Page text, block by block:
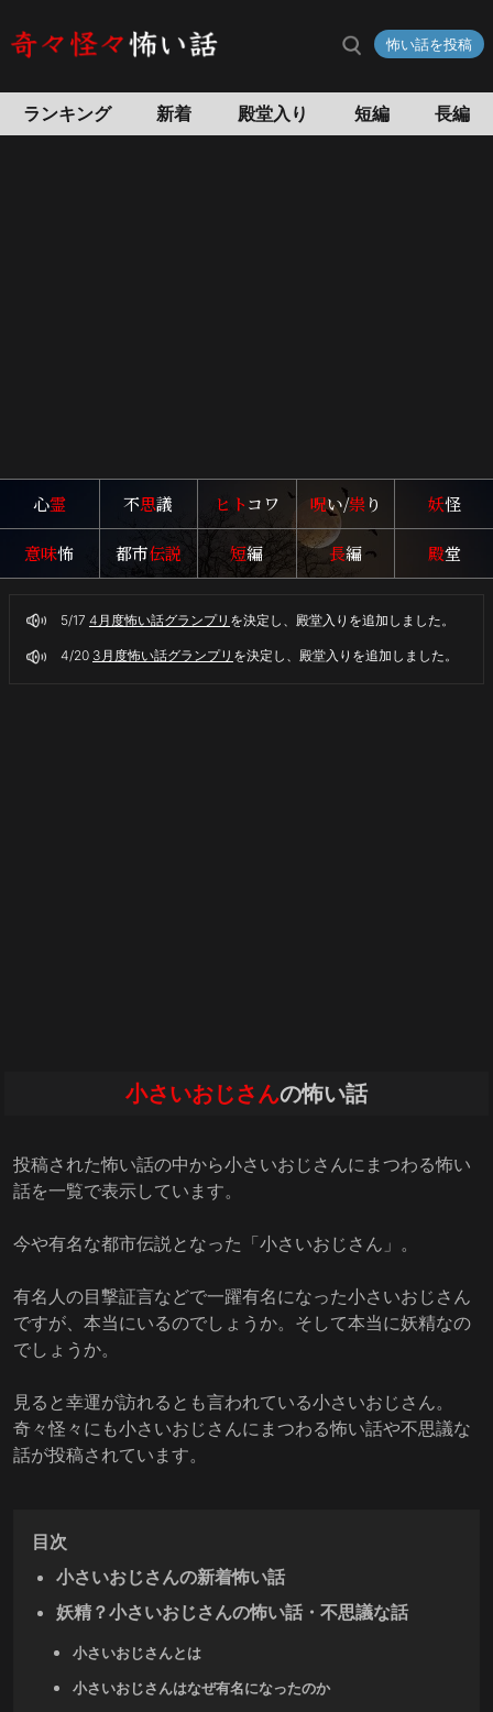
？
？
怖い話を投稿
ランキング 新着 殿堂入り 短編 長編
心霊 不思議 ヒトコワ 呪い/祟り 妖怪
意味怖 都市伝説 短編 長編 殿堂
5/17 4月度怖い話グランプリ を決定し、殿堂入りを追加しました。
4/20 3月度怖い話グランプリ を決定し、殿堂入りを追加しました。
小さいおじさんの怖い話
投稿された怖い話の中から小さいおじさんにまつわる怖い
話を一覧で表示しています。
今や有名な都市伝説となった「小さいおじさん」。
有名人の目撃証言などで一躍有名になった小さいおじさん
ですが、本当にいるのでしょうか。そして本当に妖精なの
でしょうか。
見ると幸運が訪れるとも言われている小さいおじさん。
奇々怪々にも小さいおじさんにまつわる怖い話や不思議な
話が投稿されています。
目次
小さいおじさんの新着怖い話
妖精？小さいおじさんの怖い話・不思議な話
小さいおじさんとは
小さいおじさんはなぜ有名になったのか